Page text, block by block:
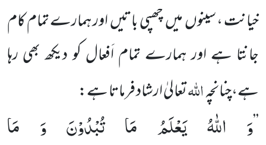
خیانت ، سینوںمیںچھپی باتیںاور ہمارے تمام کام
جانتا ہے اور ہمارے تمام اَفعال کو دیکھ بھی رہا
ہے،چنانچہاللہتعالیٰ ارشاد فرماتا ہے:
’’وَ اللّٰهُ یَعْلَمُ مَا تُبْدُوْنَ وَ مَا